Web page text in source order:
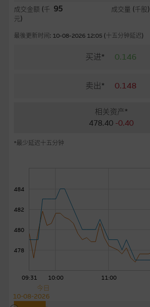
成交金额 (千
元)
95 成交量 (千股)
最後更新时间: 10-08-2026 12:05 (十五分钟延迟)
买进* 0.146
卖出* 0.148
相关资产*
478.40 -0.40
*最少延迟十五分钟
09:31 10:00 11:00
478
480
482
484
今日
10-08-2026